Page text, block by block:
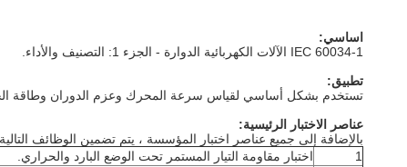
اساسي:
IEC 60034-1 الآلات الكهربائية الدوارة - الجزء 1: التصنيف والأداء.
تطبيق:
تستخدم بشكل أساسي لقياس سرعة المحرك وعزم الدوران وطاقة الخرج
عناصر الاختبار الرئيسية:
بالإضافة إلى جميع عناصر اختبار المؤسسة ، يتم تضمين الوظائف
1
اختبار مقاومة التيار المستمر تحت الوضع البارد والحراري.